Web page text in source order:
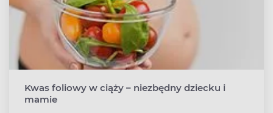
Kwas foliowy w ciąży – niezbędny dziecku i
mamie